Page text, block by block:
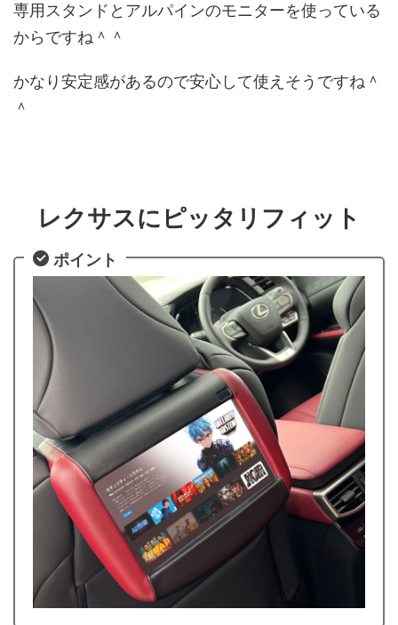
専用スタンドとアルパインのモニターを使っている
からですね＾＾
かなり安定感があるので安心して使えそうですね＾
＾
レクサスにピッタリフィット
ポイント